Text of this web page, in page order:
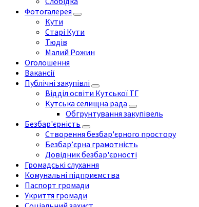
Фотогалерея
Кути
Старі Кути
Тюдів
Малий Рожин
Оголошення
Вакансії
Публічні закупівлі
Відділ освіти Кутської ТГ
Кутська селищна рада
Обгрунтування закупівель
Безбар'єрність
Створення безбар'єрного простору
Безбар’єрна грамотність
Довідник безбар'єрності
Громадські слухання
Комунальні підприємства
Паспорт громади
Укриття громади